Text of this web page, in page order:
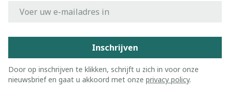
Inschrijven
Door op inschrijven te klikken, schrijft u zich in voor onze
nieuwsbrief en gaat u akkoord met onze privacy policy.